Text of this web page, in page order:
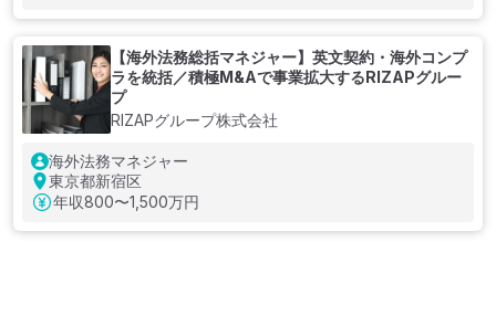
【海外法務総括マネジャー】英文契約・海外コンプ
ラを統括／積極M&Aで事業拡大するRIZAPグルー
プ
RIZAPグループ株式会社
海外法務マネジャー
東京都新宿区
年収800〜1,500万円